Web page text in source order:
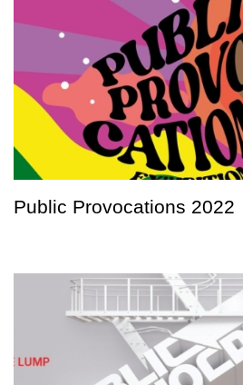
Public Provocations 2022